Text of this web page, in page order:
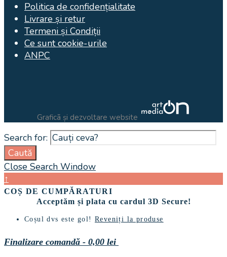
Politica de confidențialitate
Livrare și retur
Termeni și Condiții
Ce sunt cookie-urile
ANPC
Graficã și dezvoltare website
Search for:
Caută
Close Search Window
↑
COȘ DE CUMPĂRATURI
Acceptăm și plata cu cardul 3D Secure!
Coșul dvs este gol!Reveniți la produse
Finalizare comandă - 0,00 lei